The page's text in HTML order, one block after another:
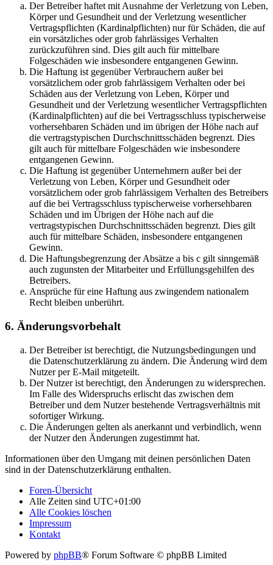
Der Betreiber haftet mit Ausnahme der Verletzung von Leben,
Körper und Gesundheit und der Verletzung wesentlicher
Vertragspflichten (Kardinalpflichten) nur für Schäden, die auf
ein vorsätzliches oder grob fahrlässiges Verhalten
zurückzuführen sind. Dies gilt auch für mittelbare
Folgeschäden wie insbesondere entgangenen Gewinn.
Die Haftung ist gegenüber Verbrauchern außer bei
vorsätzlichem oder grob fahrlässigem Verhalten oder bei
Schäden aus der Verletzung von Leben, Körper und
Gesundheit und der Verletzung wesentlicher Vertragspflichten
(Kardinalpflichten) auf die bei Vertragsschluss typischerweise
vorhersehbaren Schäden und im übrigen der Höhe nach auf
die vertragstypischen Durchschnittsschäden begrenzt. Dies
gilt auch für mittelbare Folgeschäden wie insbesondere
entgangenen Gewinn.
Die Haftung ist gegenüber Unternehmern außer bei der
Verletzung von Leben, Körper und Gesundheit oder
vorsätzlichem oder grob fahrlässigem Verhalten des Betreibers
auf die bei Vertragsschluss typischerweise vorhersehbaren
Schäden und im Übrigen der Höhe nach auf die
vertragstypischen Durchschnittsschäden begrenzt. Dies gilt
auch für mittelbare Schäden, insbesondere entgangenen
Gewinn.
Die Haftungsbegrenzung der Absätze a bis c gilt sinngemäß
auch zugunsten der Mitarbeiter und Erfüllungsgehilfen des
Betreibers.
Ansprüche für eine Haftung aus zwingendem nationalem
Recht bleiben unberührt.
6. Änderungsvorbehalt
Der Betreiber ist berechtigt, die Nutzungsbedingungen und
die Datenschutzerklärung zu ändern. Die Änderung wird dem
Nutzer per E-Mail mitgeteilt.
Der Nutzer ist berechtigt, den Änderungen zu widersprechen.
Im Falle des Widerspruchs erlischt das zwischen dem
Betreiber und dem Nutzer bestehende Vertragsverhältnis mit
sofortiger Wirkung.
Die Änderungen gelten als anerkannt und verbindlich, wenn
der Nutzer den Änderungen zugestimmt hat.
Informationen über den Umgang mit deinen persönlichen Daten
sind in der Datenschutzerklärung enthalten.
Foren-Übersicht
Alle Zeiten sind UTC+01:00
Alle Cookies löschen
Impressum
Kontakt
Powered by phpBB® Forum Software © phpBB Limited